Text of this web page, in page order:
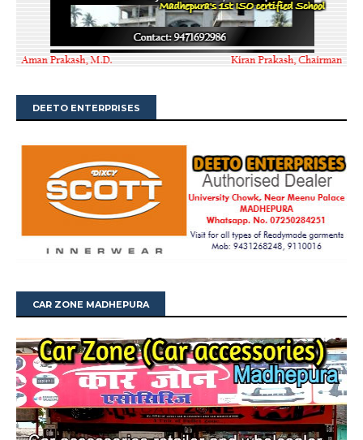
DEETO ENTERPRISES
CAR ZONE MADHEPURA